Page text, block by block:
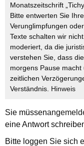
Monatszeitschrift
Bitte entwerten Sie
Verunglimpfungen
Texte schalten wir
moderiert, da die
verstehen Sie, dass
morgens Pause
zeitlichen
Verständnis. Hinweis
Sie müssen
eine Antwort
Bitte loggen Sie sich